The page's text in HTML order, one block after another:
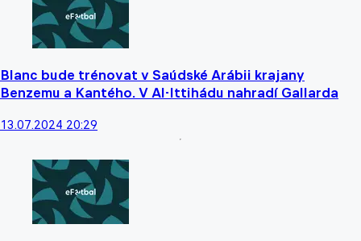
Blanc bude trénovat v Saúdské Arábii krajany
Benzemu a Kantého. V Al-Ittihádu nahradí Gallarda
13.07.2024 20:29